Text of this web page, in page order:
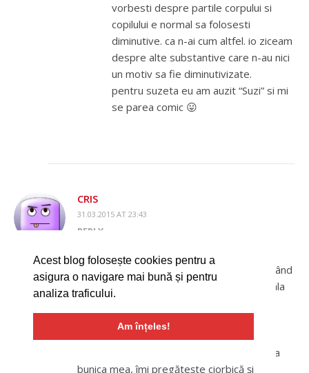
Acest blog folosește cookies pentru a
asigura o navigare mai bună și pentru
analiza traficului.
Am înțeles!
vorbesti despre partile corpului si
copilului e normal sa folosesti
diminutive. ca n-ai cum altfel. io ziceam
despre alte substantive care n-au nici
un motiv sa fie diminutivizate.
pentru suzeta eu am auzit “Suzi” si mi
se parea comic 😛
CRIS
31.03.2015 AT 23:43
REPLY
Ohohooo, chiar că ești curajoasă să expui
asemenea părere :)) Mă gândesc că, neavând
încă urmași, nu ne-a invadat pe noi simțul ăla
devine contagios și nu mai poți delimita
adresarea către copil de adresarea către
ceilalți. Una peste alta, mereu cand merg la
bunica mea, îmi pregătește ciorbică și